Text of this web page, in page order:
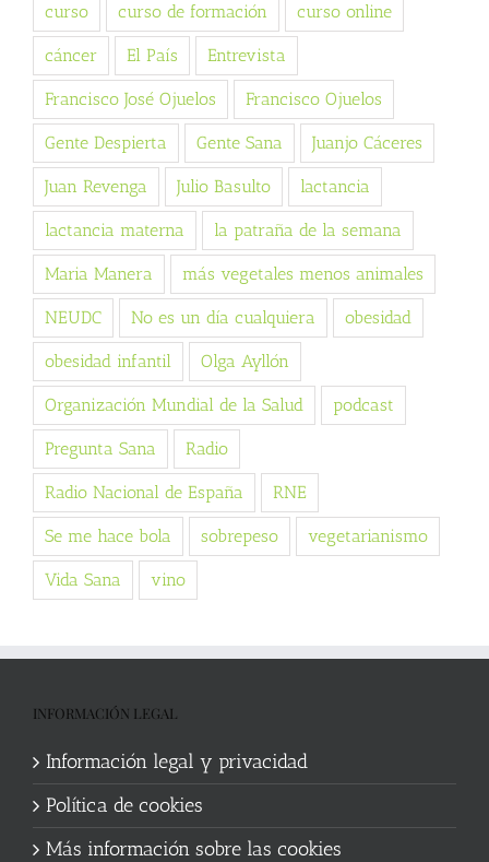
curso curso de formación curso online
cáncer El País Entrevista
Francisco José Ojuelos Francisco Ojuelos
Gente Despierta Gente Sana Juanjo Cáceres
Juan Revenga Julio Basulto lactancia
lactancia materna la patraña de la semana
Maria Manera más vegetales menos animales
NEUDC No es un día cualquiera obesidad
obesidad infantil Olga Ayllón
Organización Mundial de la Salud podcast
Pregunta Sana Radio
Radio Nacional de España RNE
Se me hace bola sobrepeso vegetarianismo
Vida Sana vino
INFORMACIÓN LEGAL
Información legal y privacidad
Política de cookies
Más información sobre las cookies